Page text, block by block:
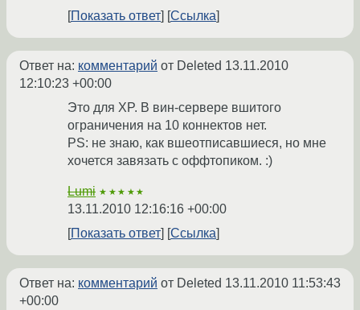
Показать ответ
Ссылка
Ответ на: комментарий от Deleted 13.11.2010
12:10:23 +00:00
Это для XP. В вин-сервере вшитого
ограничения на 10 коннектов нет.
PS: не знаю, как вшеотписавшиеся, но мне
хочется завязать с оффтопиком. :)
Lumi ★★★★★
13.11.2010 12:16:16 +00:00
Показать ответ
Ссылка
Ответ на: комментарий от Deleted 13.11.2010 11:53:43
+00:00